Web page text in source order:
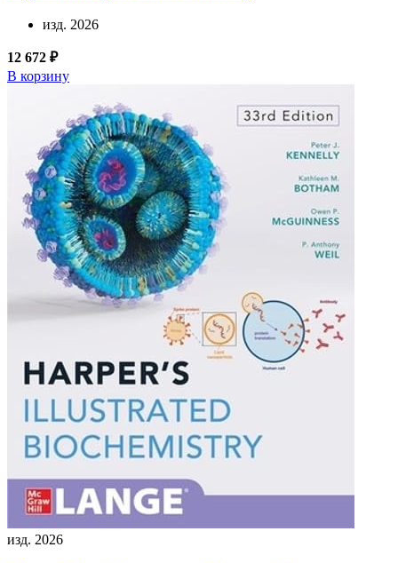
изд. 2026
12 672 ₽
В корзину
изд. 2026